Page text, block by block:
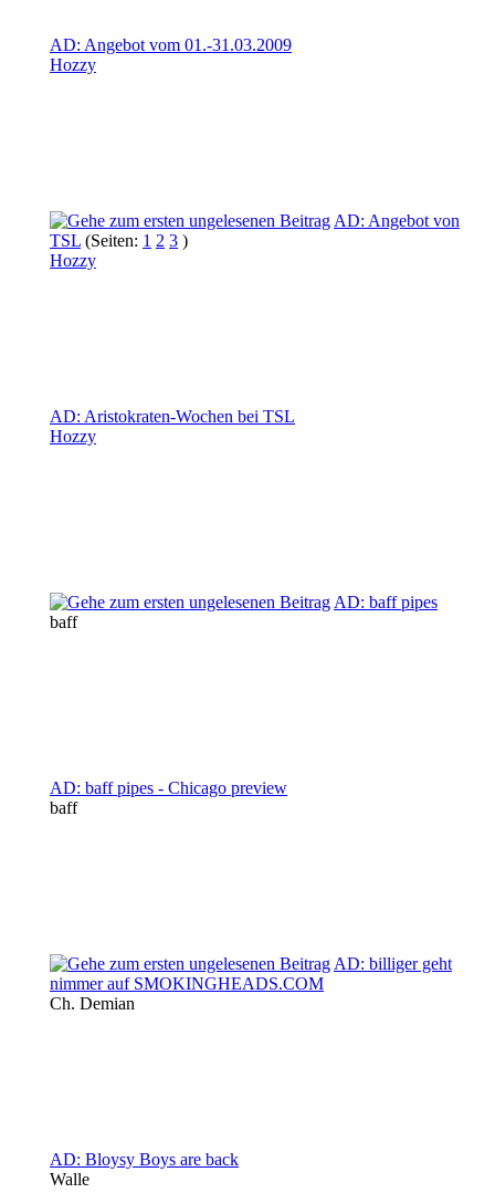
AD: Angebot vom 01.-31.03.2009
Hozzy
AD: Angebot von
TSL (Seiten: 1 2 3 )
Hozzy
AD: Aristokraten-Wochen bei TSL
Hozzy
AD: baff pipes
baff
AD: baff pipes - Chicago preview
baff
AD: billiger geht
nimmer auf SMOKINGHEADS.COM
Ch. Demian
AD: Bloysy Boys are back
Walle